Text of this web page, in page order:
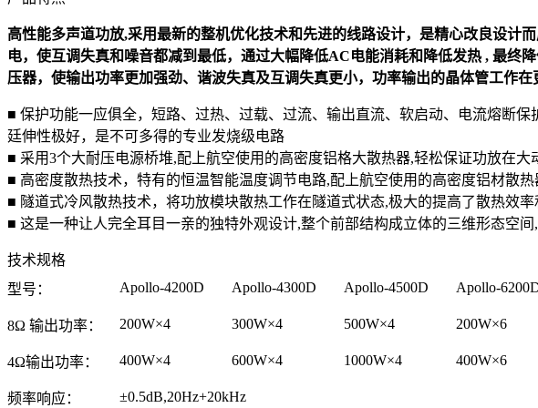
高性能多声道功放,采用最新的整机优化技术和先进的线路设计，是精心改良设计而
电，使互调失真和噪音都减到最低，通过大幅降低AC电能消耗和降低发热 , 最终
压器，使输出功率更加强劲、谐波失真及互调失真更小，功率输出的晶体管工作
■ 保护功能一应俱全，短路、过热、过载、过流、输出直流、软启动、电流熔断
廷伸性极好，是不可多得的专业发烧级电路
■ 采用3个大耐压电源桥堆,配上航空使用的高密度铝格大散热器,轻松保证功放在
■ 高密度散热技术，特有的恒温智能温度调节电路,配上航空使用的高密度铝材散
■ 隧道式冷风散热技术，将功放模块散热工作在隧道式状态,极大的提高了散热效率
■ 这是一种让人完全耳目一亲的独特外观设计,整个前部结构成立体的三维形态空
技术规格
型号：
Apollo-4200D Apollo-4300D Apollo-4500D Apollo-
8Ω 输出功率： 200W×4 300W×4 500W×4 200W×6
4Ω输出功率： 400W×4 600W×4 1000W×4 400W×6
频率响应： ±0.5dB,20Hz+20kHz